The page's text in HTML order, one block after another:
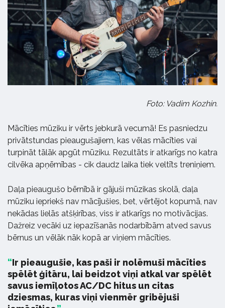
Foto: Vadim Kozhin.
Mācīties mūziku ir vērts jebkurā vecumā! Es pasniedzu
privātstundas pieaugušajiem, kas vēlas mācīties vai
turpināt tālāk apgūt mūziku. Rezultāts ir atkarīgs no katra
cilvēka apņēmības - cik daudz laika tiek veltīts treniņiem.
Daļa pieaugušo bērnībā ir gājuši mūzikas skolā, daļa
mūziku iepriekš nav mācījušies, bet, vērtējot kopumā, nav
nekādas lielās atšķirības, viss ir atkarīgs no motivācijas.
Dažreiz vecāki uz iepazīšanās nodarbībām atved savus
bērnus un vēlāk nāk kopā ar viņiem mācīties.
Ir pieaugušie, kas paši ir nolēmuši mācīties
spēlēt ģitāru, lai beidzot viņi atkal var spēlēt
savus iemīļotos AC/DC hitus un citas
dziesmas, kuras viņi vienmēr gribējuši